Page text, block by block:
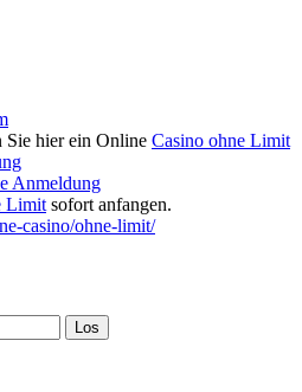
Sie hier ein Online Casino ohne Limit
Anmeldung
Limit sofort anfangen.
casino/ohne-limit/